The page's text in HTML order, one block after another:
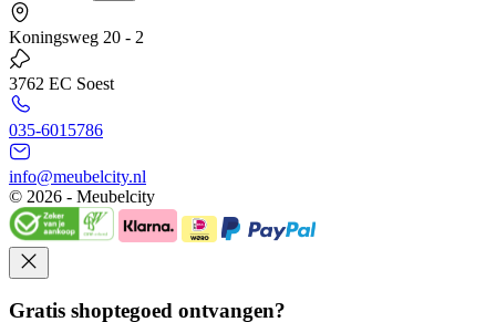
Koningsweg 20 - 2
3762 EC Soest
035-6015786
info@meubelcity.nl
© 2026 - Meubelcity
Gratis shoptegoed ontvangen?